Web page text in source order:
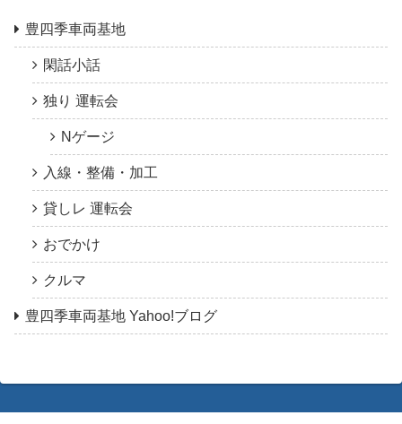
豊四季車両基地
閑話小話
独り 運転会
Nゲージ
入線・整備・加工
貸しレ 運転会
おでかけ
クルマ
豊四季車両基地 Yahoo!ブログ